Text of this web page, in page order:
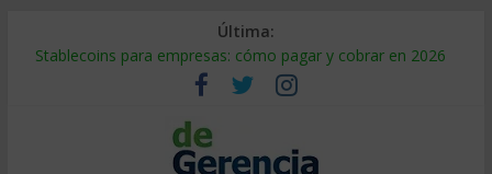
Última:
Stablecoins para empresas: cómo pagar y cobrar en 2026
Despido silencioso: qué es y por qué sale tan caro
IA en selección de personal: cómo auditarla a tiempo
Trabajo forzoso en la cadena de suministro: qué hacer
Mercado hispano de EE. UU.: cómo segmentarlo y venderle